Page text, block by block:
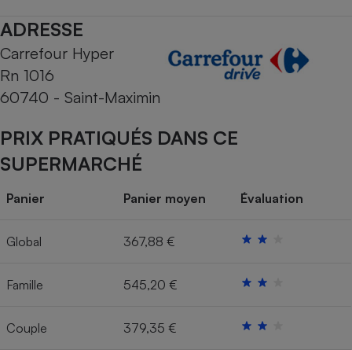
ADRESSE
Carrefour Hyper
Rn 1016
60740 - Saint-Maximin
PRIX PRATIQUÉS DANS CE
SUPERMARCHÉ
Panier Panier moyen Évaluation
Global 367,88 €
Famille 545,20 €
Couple 379,35 €
Cafetière à expressos